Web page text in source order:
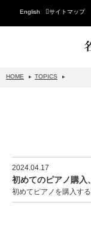
English サイトマップ
アップライトピア
PETROF
HOME TOPICS
2024.04.17
初めてのピアノ購入